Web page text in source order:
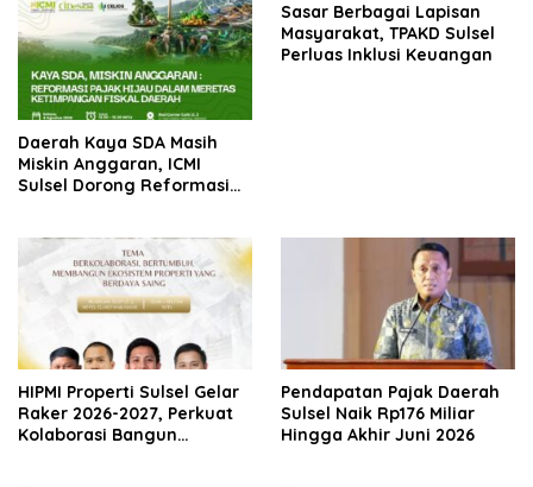
Daerah Kaya SDA Masih
Miskin Anggaran, ICMI
Sulsel Dorong Reformasi
Sasar Berbagai Lapisan
Masyarakat, TPAKD Sulsel
Perluas Inklusi Keuangan
HIPMI Properti Sulsel Gelar
Raker 2026-2027, Perkuat
Kolaborasi Bangun
Pendapatan Pajak Daerah
Sulsel Naik Rp176 Miliar
Hingga Akhir Juni 2026